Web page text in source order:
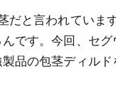
だと言われていま
です。今回、セ
品の包茎ディルド